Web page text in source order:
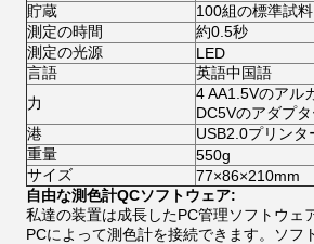
貯蔵
100組の標準試
測定の時間
約0.5秒
測定の光源
LED
言語
英語中国語
力
4 AA1.5Vのアル
DC5Vのアダプタ
港
USB2.0プリンタ
重量
550g
サイズ
77×86×210mm
自由な測色計QCソフトウェア:
私達の装置は成長したPC管理ソフトウェ
PCによって測色計を接続できます。ソフ